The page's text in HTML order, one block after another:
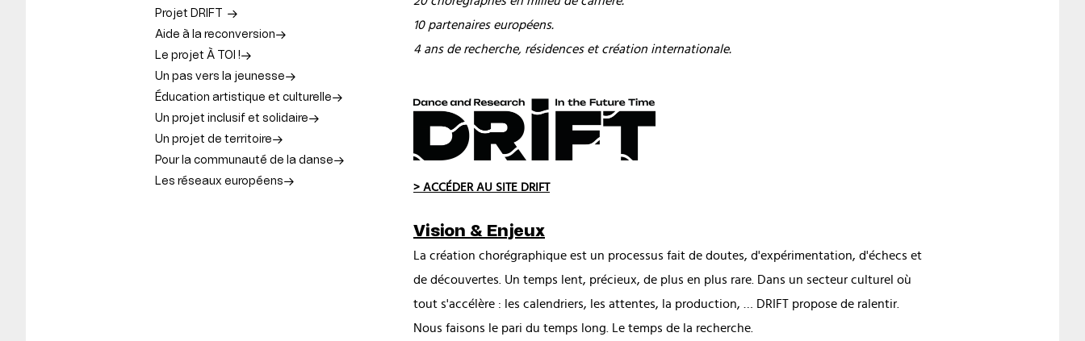
Projet DRIFT
Aide à la reconversion
Le projet À TOI !
Un pas vers la jeunesse
Éducation artistique et culturelle
Un projet inclusif et solidaire
Un projet de territoire
Pour la communauté de la danse
Les réseaux européens
10 partenaires européens.
4 ans de recherche, résidences et création internationale.
> ACCÉDER AU SITE DRIFT
Vision & Enjeux
La création chorégraphique est un processus fait de doutes, d'expérimentation, d'échecs et
de découvertes. Un temps lent, précieux, de plus en plus rare. Dans un secteur culturel où
tout s'accélère : les calendriers, les attentes, la production, … DRIFT propose de ralentir.
Nous faisons le pari du temps long. Le temps de la recherche.